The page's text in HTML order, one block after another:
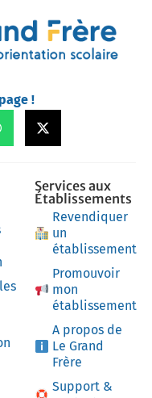
!
Services aux
Établissements
Revendiquer
un
établissement
Promouvoir
mon
établissement
A propos de
Le Grand
Frère
Support &